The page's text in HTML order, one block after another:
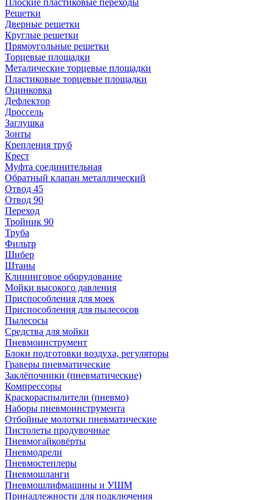
Плоские пластиковые переходы
Решетки
Дверные решетки
Круглые решетки
Прямоугольные решетки
Торцевые площадки
Металические торцевые площадки
Пластиковые торцевые площадки
Оцинковка
Дефлектор
Дроссель
Заглушка
Зонты
Крепления труб
Крест
Муфта соединительная
Обратный клапан металлический
Отвод 45
Отвод 90
Переход
Тройник 90
Труба
Фильтр
Шибер
Штаны
Клининговое оборудование
Мойки высокого давления
Приспособления для моек
Приспособления для пылесосов
Пылесосы
Средства для мойки
Пневмоинструмент
Блоки подготовки воздуха, регуляторы
Граверы пневматические
Заклёпочники (пневматические)
Компрессоры
Краскораспылители (пневмо)
Наборы пневмоинструмента
Отбойные молотки пневматические
Пистолеты продувочные
Пневмогайковёрты
Пневмодрели
Пневмостеплеры
Пневмошланги
Пневмошлифмашины и УШМ
Принадлежности для подключения